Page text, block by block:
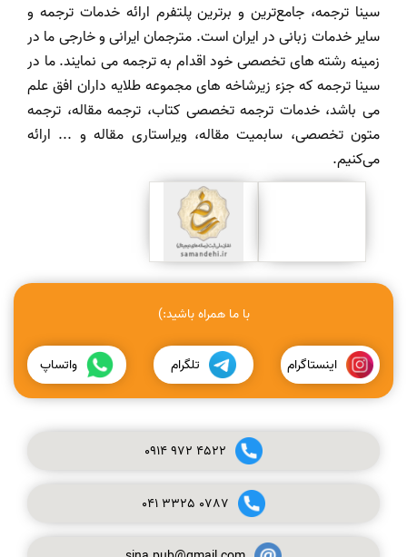
سینا ترجمه، جامع‌ترین و برترین پلتفرم ارائه خدمات ترجمه و
سایر خدمات زبانی در ایران است. مترجمان ایرانی و خارجی ما در
زمینه رشته های تخصصی خود اقدام به ترجمه می نمایند. ما در
سینا ترجمه که جزء زیرشاخه های مجموعه طلایه داران افق علم
می باشد، خدمات ترجمه تخصصی کتاب، ترجمه مقاله، ترجمه
متون تخصصی، سابمیت مقاله، ویراستاری مقاله و ... ارائه
می‌کنیم.
با ما همراه باشید:)
اینستاگرام تلگرام واتساپ
0914972 4522
041 3325 0787